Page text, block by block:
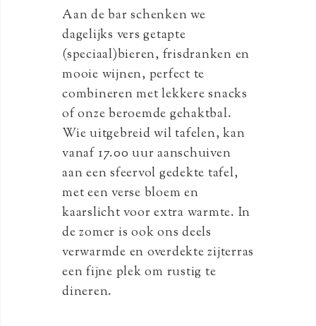
Aan de bar schenken we
dagelijks vers getapte
(speciaal)bieren, frisdranken en
mooie wijnen, perfect te
combineren met lekkere snacks
of onze beroemde gehaktbal.
Wie uitgebreid wil tafelen, kan
vanaf 17.00 uur aanschuiven
aan een sfeervol gedekte tafel,
met een verse bloem en
kaarslicht voor extra warmte. In
de zomer is ook ons deels
verwarmde en overdekte zijterras
een fijne plek om rustig te
dineren.